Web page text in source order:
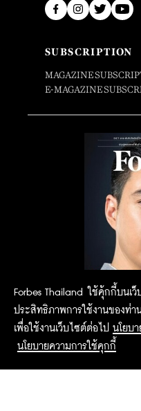
Forbes Thailand ใช้คุ้กกี้บนเว็
ประสิทธิภาพการใช้งานของท่
เพื่อใช้งานเว็บไซต์ต่อไป นโยบ
นโยบายความการใช้คุกกี้
SUBSCRIPTION
MAGAZINE
E-MAGAZINE
2015